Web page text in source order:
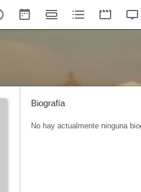
Biografía
No hay actualmente ninguna